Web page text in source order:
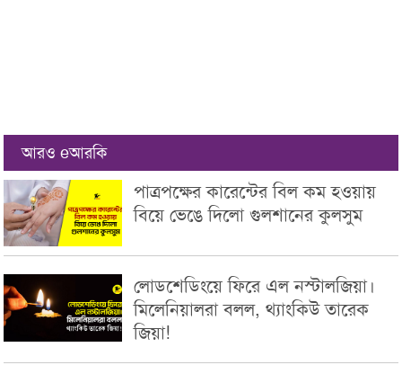
আরও eআরকি
পাত্রপক্ষের কারেন্টের বিল কম হওয়ায়
বিয়ে ভেঙে দিলো গুলশানের কুলসুম
লোডশেডিংয়ে ফিরে এল নস্টালজিয়া।
মিলেনিয়ালরা বলল, থ্যাংকিউ তারেক
জিয়া!